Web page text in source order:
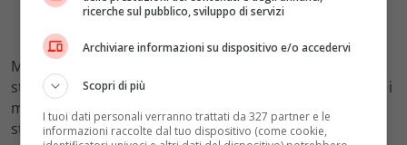
Medvedev, dal canto suo, ha dimostrato una
straordinariasolidità mentale
e una capacità di gestire i
momenti di pressione con grande efficacia. La sua
strategia di gioco, basata su un servizio potente e colpi
ricerche sul pubblico, sviluppo di servizi
Archiviare informazioni su dispositivo e/o accedervi
Scopri di più
I tuoi dati personali verranno trattati da 327 partner e le
informazioni raccolte dal tuo dispositivo (come cookie,